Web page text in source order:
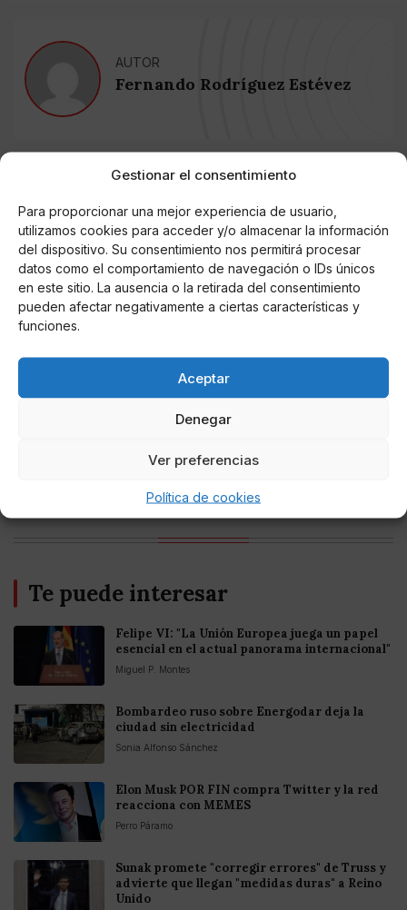
Gestionar el consentimiento
Para proporcionar una mejor experiencia de usuario,
utilizamos cookies para acceder y/o almacenar la información
del dispositivo. Su consentimiento nos permitirá procesar
datos como el comportamiento de navegación o IDs únicos
en este sitio. La ausencia o la retirada del consentimiento
pueden afectar negativamente a ciertas características y
funciones.
Aceptar
Denegar
Ver preferencias
Política de cookies
AUTOR
Fernando Rodríguez Estévez
Noticias relacionadas
Mejores Cripto Casinos Online en
Colombia 2025: Bitcoin Casinos
Online Casino
Mejores Casinos Online con Bitcoin y
Criptomonedas en Argentina 2025
Mejores casinos online con
Fortnite regresa para iOS en la Unión
Te puede interesar
Felipe VI: "La Unión Europea juega un papel
esencial en el actual panorama internacional"
Miguel P. Montes
Bombardeo ruso sobre Energodar deja la
ciudad sin electricidad
Sonia Alfonso Sánchez
Elon Musk POR FIN compra Twitter y la red
reacciona con MEMES
Perro Páramo
Sunak promete "corregir errores" de Truss y
advierte que llegan "medidas duras" a Reino
Unido